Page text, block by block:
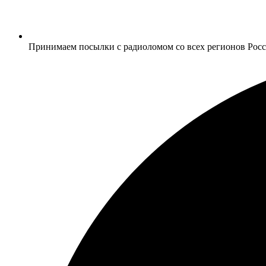
Принимаем посылки с радиоломом со всех регионов